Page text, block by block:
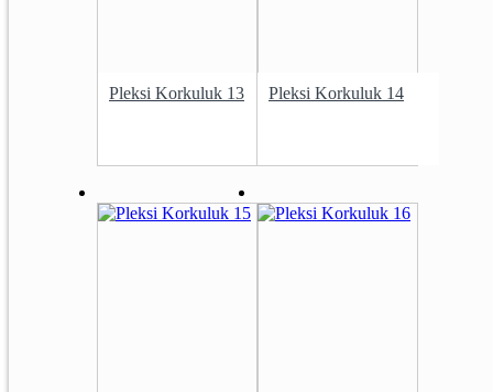
Pleksi Korkuluk 13 Pleksi Korkuluk 14